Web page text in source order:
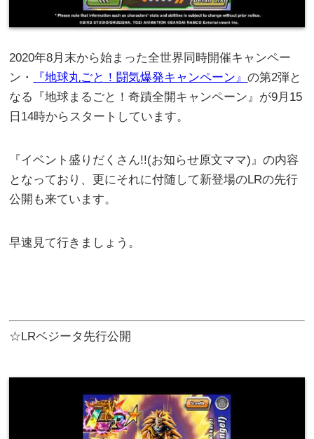
2020年8月末から始まった全世界同時開催キャンペー
ン・
『地球丸ごと！闘気爆発キャンペーン』の第2弾と
なる『地球まるごと！奇蹟全開キャンペーン』が9月15
日14時からスタートしています。
『イベント盛りだくさん!!(お知らせ原文ママ)』の内容
となっており、更にそれに付随して新登場のLRの先行
公開も来ています。
早速見て行きましょう。
☆LRベジータ先行公開